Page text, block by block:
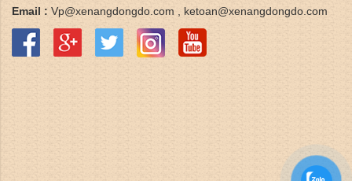
Email : Vp@xenangdongdo.com , ketoan@xenangdongdo.com